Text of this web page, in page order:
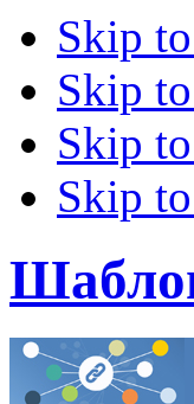
Skip
Skip
Skip
Skip